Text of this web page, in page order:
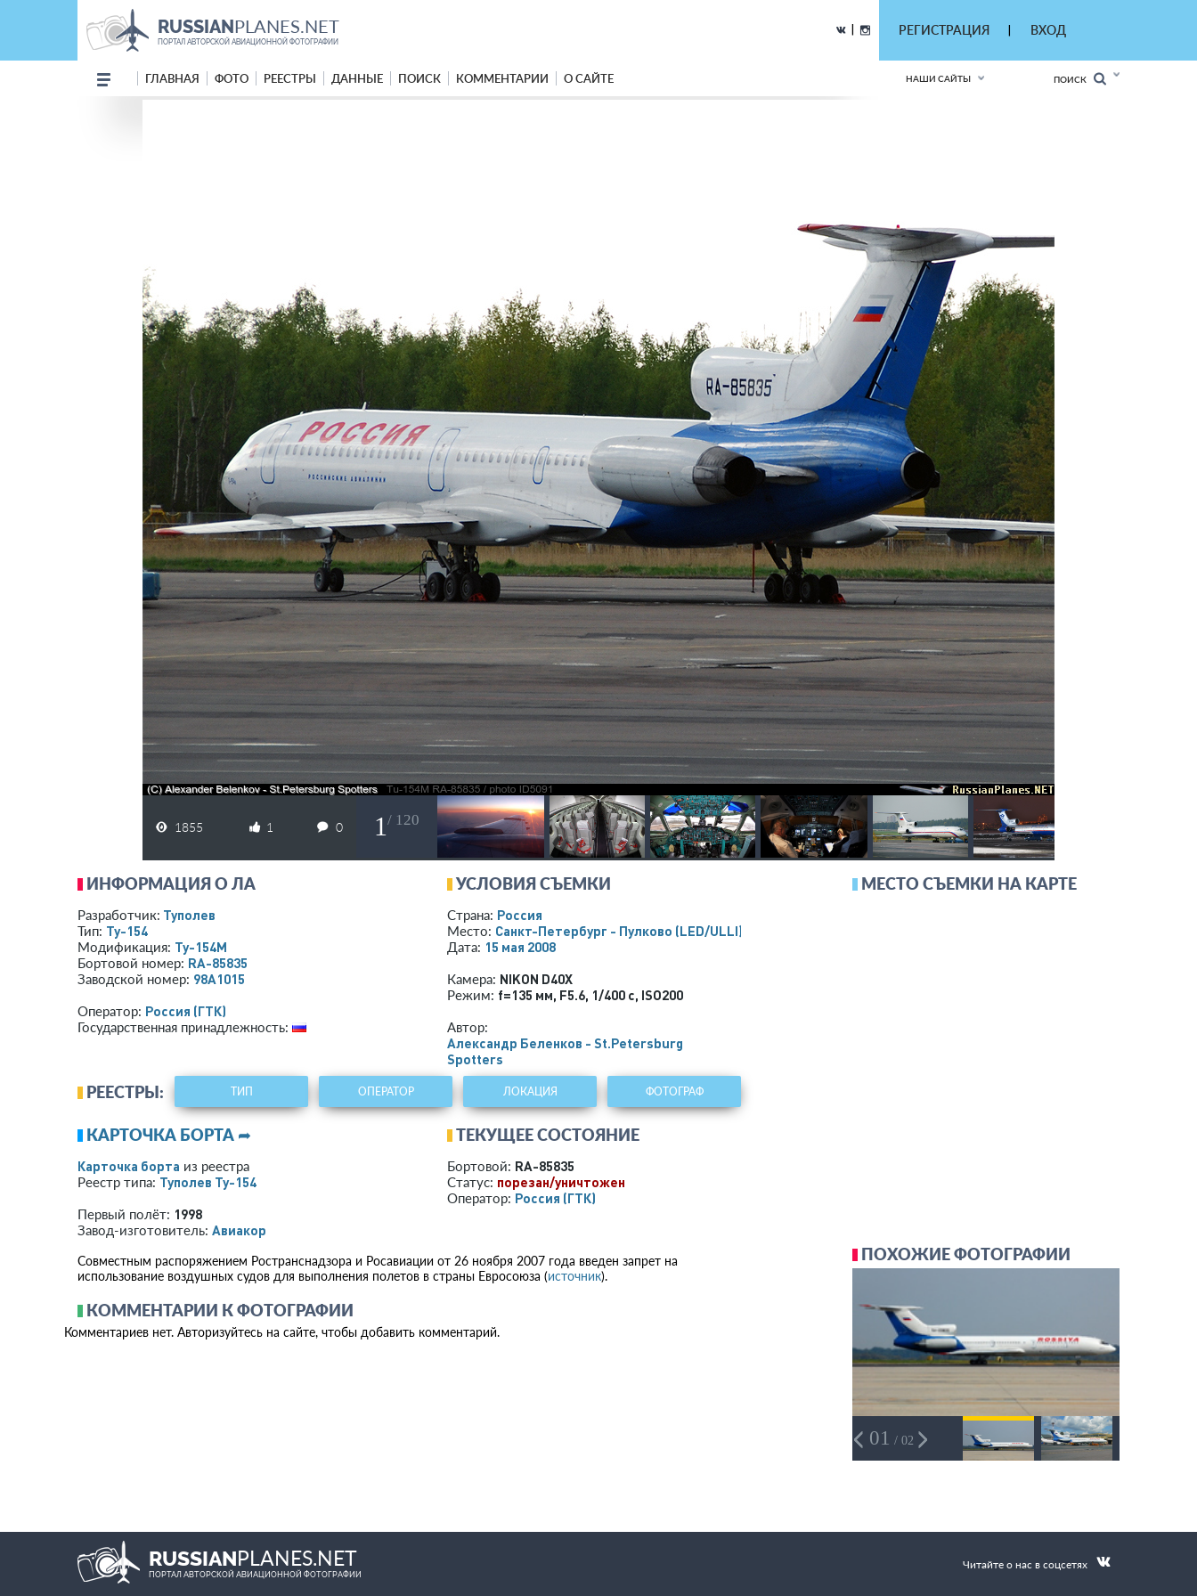
RUSSIANPLANES.NET
ПОРТАЛ АВТОРСКОЙ АВИАЦИОННОЙ ФОТОГРАФИИ
РЕГИСТРАЦИЯ ВХОД
ГЛАВНАЯ ФОТО РЕЕСТРЫ ДАННЫЕ ПОИСК КОММЕНТАРИИ О САЙТЕ НАШИ САЙТЫ ПОИСК
1855 1 0 1 / 120
ИНФОРМАЦИЯ О ЛА
Разработчик: Туполев
Тип: Ту-154
Модификация: Ту-154М
Бортовой номер: RA-85835
Заводской номер: 98A1015
Оператор: Россия (ГТК)
Государственная принадлежность:
УСЛОВИЯ СЪЕМКИ
Страна: Россия
Место: Санкт-Петербург - Пулково (LED/ULLI)
Дата: 15 мая 2008
Камера: NIKON D40X
Режим: f=135 мм, F5.6, 1/400 с, ISO200
Автор:
Александр Беленков - St.Petersburg
Spotters
РЕЕСТРЫ: ТИП ОПЕРАТОР ЛОКАЦИЯ ФОТОГРАФ
КАРТОЧКА БОРТА ➦
Карточка борта из реестра
Реестр типа: Туполев Ту-154
Первый полёт: 1998
Завод-изготовитель: Авиакор
ТЕКУЩЕЕ СОСТОЯНИЕ
Бортовой: RA-85835
Статус: порезан/уничтожен
Оператор: Россия (ГТК)
Совместным распоряжением Ространснадзора и Росавиации от 26 ноября 2007 года введен запрет на
использование воздушных судов для выполнения полетов в страны Евросоюза (источник).
КОММЕНТАРИИ К ФОТОГРАФИИ
Комментариев нет. Авторизуйтесь на сайте, чтобы добавить комментарий.
МЕСТО СЪЕМКИ НА КАРТЕ
ПОХОЖИЕ ФОТОГРАФИИ
01 / 02
RUSSIANPLANES.NET
ПОРТАЛ АВТОРСКОЙ АВИАЦИОННОЙ ФОТОГРАФИИ
Читайте о нас в соцсетях